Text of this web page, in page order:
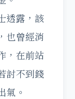
透露，該
也曾經消
，在前站
討不到錢
氣。